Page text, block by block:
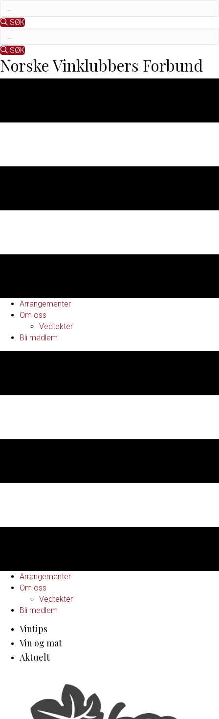
SØK
SØK
Norske Vinklubbers Forbund
Arrangementer
Om oss
Vedtekter
Bli medlem
Arrangementer
Om oss
Vedtekter
Bli medlem
Vintips
Vin og mat
Aktuelt